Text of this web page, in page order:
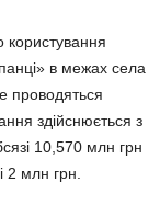
користування
в межах села
проводяться
здійснюється з
10,570 млн грн
2 млн грн.